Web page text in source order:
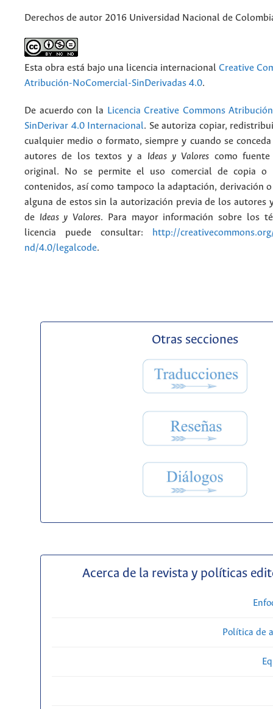
Derechos de autor 2016 Universidad Nacional de
Esta obra está bajo una licencia internacional Creative
Atribución-NoComercial-SinDerivadas 4.0.
De acuerdo con la Licencia Creative Commons
SinDerivar 4.0 Internacional. Se autoriza copiar,
cualquier medio o formato, siempre y cuando se
autores de los textos y a Ideas y Valores como
original. No se permite el uso comercial de copia o
contenidos, así como tampoco la adaptación, derivación
alguna de estos sin la autorización previa de los autores
de Ideas y Valores. Para mayor información sobre los
licencia puede consultar:
http://
nd/4.0/legalcode.
Otras secciones
Acerca de la revista y políticas
Política de